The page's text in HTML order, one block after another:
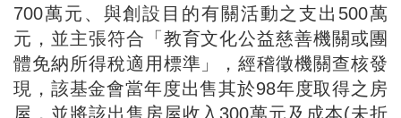
700萬元、與創設目的有關活動之支出500萬
元，並主張符合「教育文化公益慈善機關或團
體免納所得稅適用標準」，經稽徵機關查核發
現，該基金會當年度出售其於98年度取得之房
屋，並將該出售房屋收入300萬元及成本(未折